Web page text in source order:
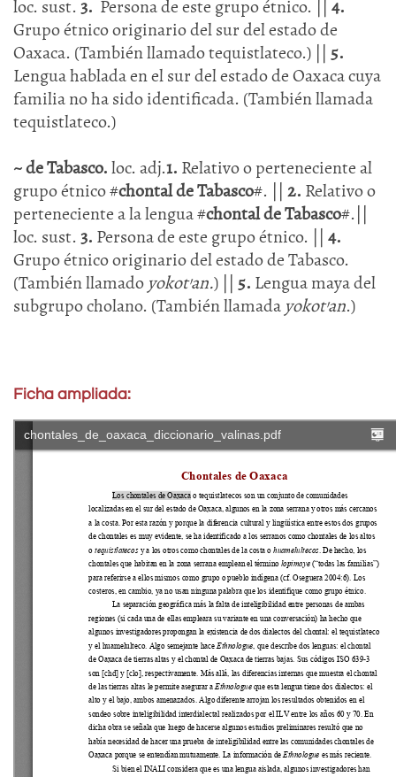
loc. sust.3. Persona de este grupo étnico. || 4.
Grupo étnico originario del sur del estado de
Oaxaca. (También llamado tequistlateco.) || 5.
Lengua hablada en el sur del estado de Oaxaca cuya
familia no ha sido identificada. (También llamada
tequistlateco.)
~ de Tabasco.loc. adj.1. Relativo o perteneciente al
grupo étnico #chontal de Tabasco#. || 2. Relativo o
perteneciente a la lengua #chontal de Tabasco#.||
loc. sust.3. Persona de este grupo étnico. || 4.
Grupo étnico originario del estado de Tabasco.
(También llamado yokot'an.) || 5. Lengua maya del
subgrupo cholano. (También llamada yokot’an.)
Ficha ampliada: